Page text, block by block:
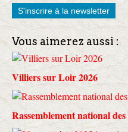
S'inscrire à la newsletter
Vous aimerez aussi :
Villiers sur Loir 2026
Rassemblement national